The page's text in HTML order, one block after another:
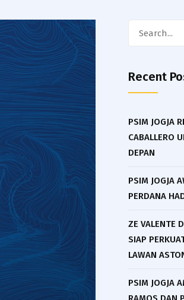
Recent
PSIM JOGJA
CABALLERO
DEPAN
PSIM JOGJA
PERDANA
ZE VALENTE
SIAP
LAWAN
PSIM JOGJA